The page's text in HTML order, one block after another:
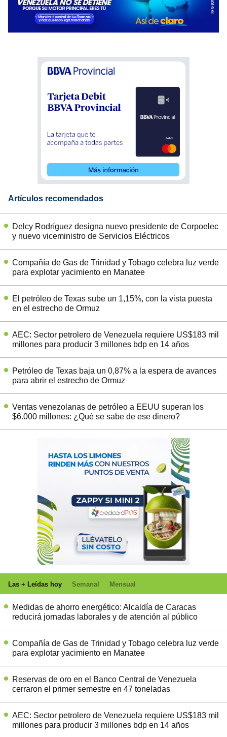
Artículos recomendados
Delcy Rodríguez designa nuevo presidente de Corpoelec
y nuevo viceministro de Servicios Eléctricos
Compañía de Gas de Trinidad y Tobago celebra luz verde
para explotar yacimiento en Manatee
El petróleo de Texas sube un 1,15%, con la vista puesta
en el estrecho de Ormuz
AEC: Sector petrolero de Venezuela requiere US$183 mil
millones para producir 3 millones bdp en 14 años
Petróleo de Texas baja un 0,87% a la espera de avances
para abrir el estrecho de Ormuz
Ventas venezolanas de petróleo a EEUU superan los
$6.000 millones: ¿Qué se sabe de ese dinero?
Las + Leídas hoy Semanal Mensual
Medidas de ahorro energético: Alcaldía de Caracas
reducirá jornadas laborales y de atención al público
Compañía de Gas de Trinidad y Tobago celebra luz verde
para explotar yacimiento en Manatee
Reservas de oro en el Banco Central de Venezuela
cerraron el primer semestre en 47 toneladas
AEC: Sector petrolero de Venezuela requiere US$183 mil
millones para producir 3 millones bdp en 14 años